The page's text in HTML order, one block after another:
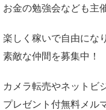
お金の勉強会なども主
楽しく稼いで自由にな
素敵な仲間を募集中！
カメラ転売やネットビ
プレゼント付無料メル